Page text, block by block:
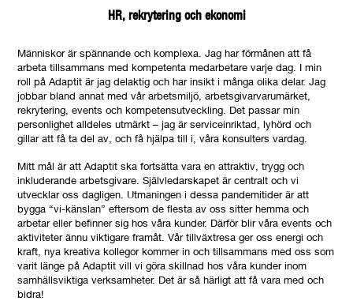
HR, rekrytering och ekonomi
Människor är spännande och komplexa. Jag har förmånen att få
arbeta tillsammans med kompetenta medarbetare varje dag. I min
roll på Adaptit är jag delaktig och har insikt i många olika delar. Jag
jobbar bland annat med vår arbetsmiljö, arbetsgivarvarumärket,
rekrytering, events och kompetensutveckling. Det passar min
personlighet alldeles utmärkt – jag är serviceinriktad, lyhörd och
gillar att få ta del av, och få hjälpa till i, våra konsulters vardag.
Mitt mål är att Adaptit ska fortsätta vara en attraktiv, trygg och
inkluderande arbetsgivare. Självledarskapet är centralt och vi
utvecklar oss dagligen. Utmaningen i dessa pandemitider är att
bygga “vi-känslan” eftersom de flesta av oss sitter hemma och
arbetar eller befinner sig hos våra kunder. Därför blir våra events och
aktiviteter ännu viktigare framåt. Vår tillväxtresa ger oss energi och
kraft, nya kreativa kollegor kommer in och tillsammans med oss som
varit länge på Adaptit vill vi göra skillnad hos våra kunder inom
samhällsviktiga verksamheter. Det är så härligt att få vara med och
bidra!